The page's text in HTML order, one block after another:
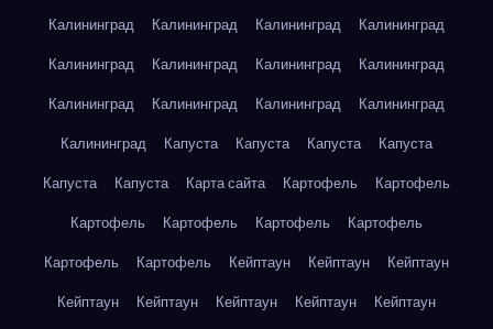
Калининград
Калининград Калининград
Калининград
Калининград
Калининград Калининград
Калининград
Калининград
Калининград Калининград
Калининград
Калининград
Капуста Капуста Капуста
Капуста
Капуста
Капуста Карта сайта Картофель
Картофель
Картофель
Картофель Картофель
Картофель
Картофель
Картофель Кейптаун Кейптаун
Кейптаун
Кейптаун
Кейптаун Кейптаун Кейптаун
Кейптаун